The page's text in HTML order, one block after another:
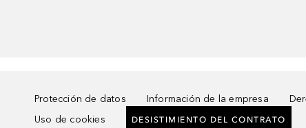
Protección de datos Información de la empresa
Uso de cookies
DESISTIMIENTO DEL CONTRATO